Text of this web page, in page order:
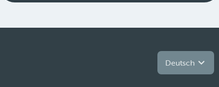
Deutsch